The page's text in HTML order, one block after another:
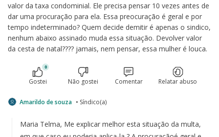
valor da taxa condominial. Ele precisa pensar 10 vezes antes de
dar uma procuração para ela. Essa preocuração é geral e por
tempo indeterminado? Quem decide demitir é apenas o sindico,
nenhum abaixo assinado muda essa situação. Devolver valor
da cesta de natal???? jamais, nem pensar, essa mulher é louca.
0
Gostei Não gostei Comentar Relatar abuso
Amarildo de souza • Síndico(a)
Maria Telma, Me explicar melhor esta situação da multa,